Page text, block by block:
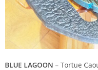
BLUE LAGOON – Tortue